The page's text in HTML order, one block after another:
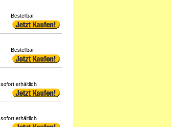
Bestellbar
Bestellbar
sofort erhältlich
sofort erhältlich